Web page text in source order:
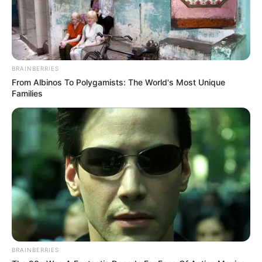
Facebook Telegram YouTube
Νικόλαος Αναξίμανδρος: Συγγραφέας- ερευνητής.
114, σελ.40-43,
arxaia-ellinika.blogspot.com
Διαβάστε:
Ρόδεραμ: Η Πόλη-Κολαστήριο
Για 1.400 Παιδιά Που Έπεσαν Θύματα
Δικτύου Σεξουαλικής Κακοποίησης
“ΣΠΑΜΕ ΤΟ ΜΑΤΡΙΞ ”ΕΝΑ ΒΙΒΛΙΟ ΠΟΥ
ΠΡΕΠΕΙ ΝΑ ΜΠΕΙ ΣΕ ΚΑΘΕ ΕΛΛΗΝΙΚΟ
ΣΠΙΤΙ.Ένα εγχειρίδιο αφύπνισης… ΤΩΡΑ
BRAINBERRIES
From Albinos To Polygamists: The World's Most Unique
Families
BRAINBERRIES